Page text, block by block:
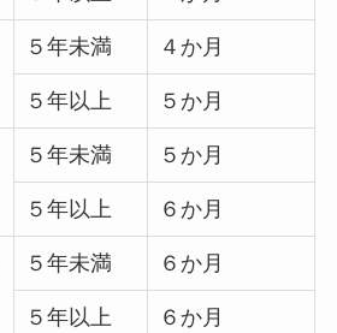
５年未満 ４か月
５年以上 ５か月
５年未満 ５か月
５年以上 ６か月
５年未満 ６か月
５年以上 ６か月